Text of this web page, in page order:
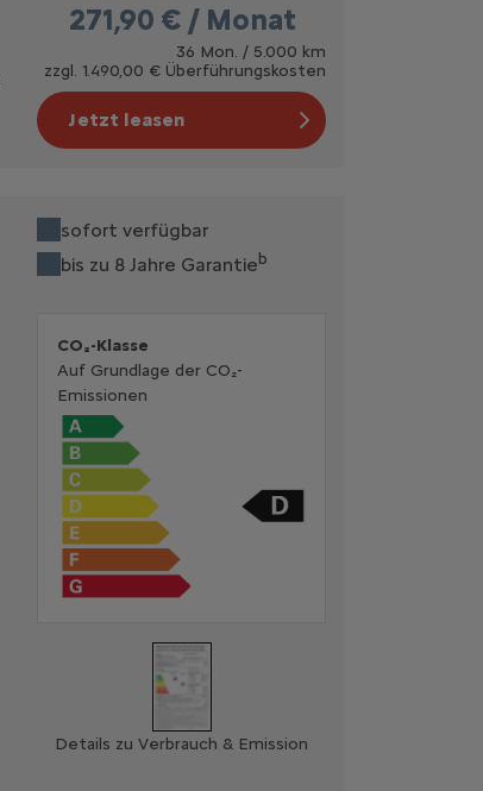
271,90 € / Monat
36 Mon. / 5.000 km
zzgl. 1.490,00 € Überführungskosten
Jetzt leasen
sofort verfügbar
bis zu 8 Jahre Garantieb
CO₂-Klasse
Auf Grundlage der CO₂-
Emissionen
Details zu Verbrauch & Emission